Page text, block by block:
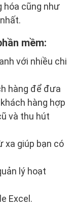
hóa cũng như
mềm:
với nhiều chi
hàng để đưa
hàng hợp
và thu hút
xa giúp bạn có
lý hoạt
Excel.